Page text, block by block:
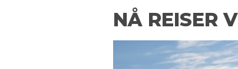
NÅ REISER